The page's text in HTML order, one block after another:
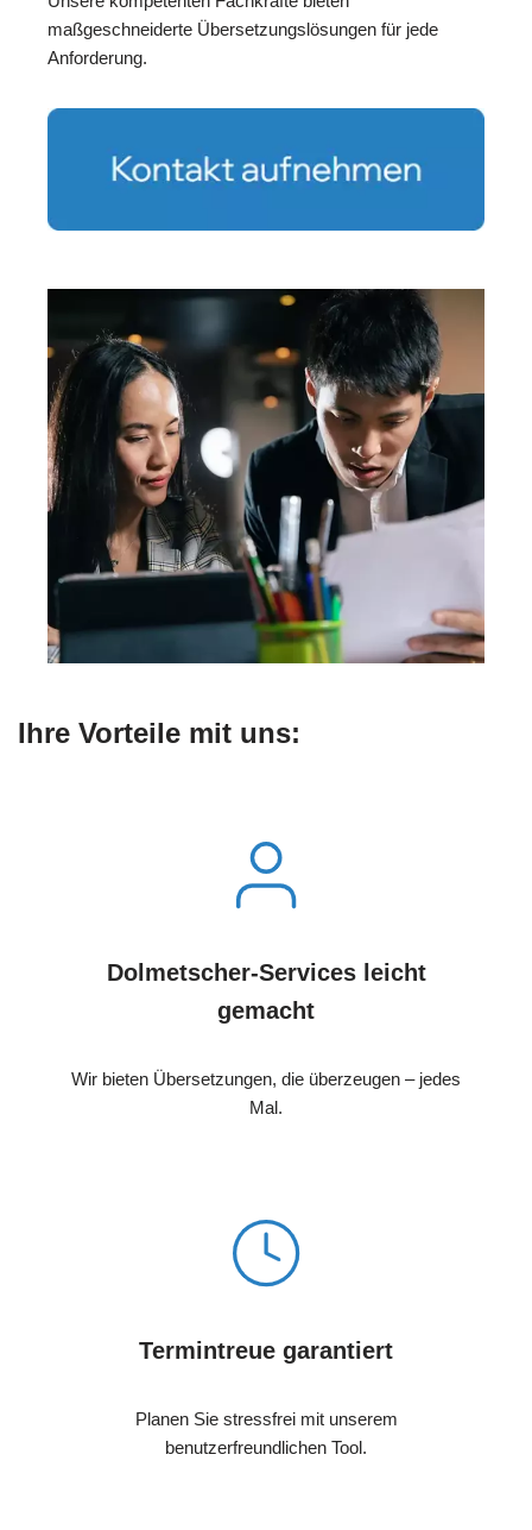
maßgeschneiderte Übersetzungslösungen für jede
Anforderung.
Ihre Vorteile mit uns:
Dolmetscher-Services leicht
gemacht
Wir bieten Übersetzungen, die überzeugen – jedes
Mal.
Termintreue garantiert
Planen Sie stressfrei mit unserem
benutzerfreundlichen Tool.